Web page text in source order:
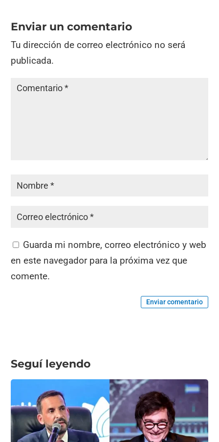
Enviar un comentario
Tu dirección de correo electrónico no será
publicada.
Guarda mi nombre, correo electrónico y web
en este navegador para la próxima vez que
comente.
Enviar comentario
Seguí leyendo